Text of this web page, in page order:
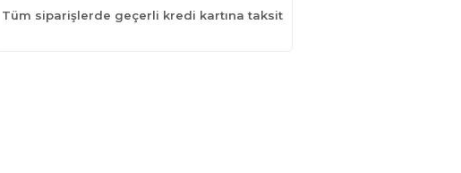
Tüm siparişlerde geçerli kredi kartına taksit